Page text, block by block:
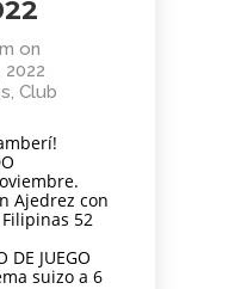
on
, Club
Ajedrez con
52
DE JUEGO
suizo a 6